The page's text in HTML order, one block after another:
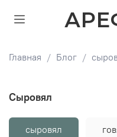
Главная Блог
сыровял
сыровял